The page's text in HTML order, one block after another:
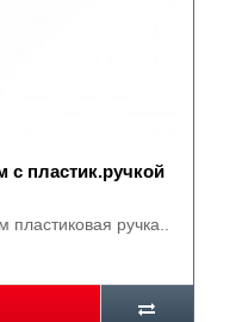
с пластик.ручкой
ручка..